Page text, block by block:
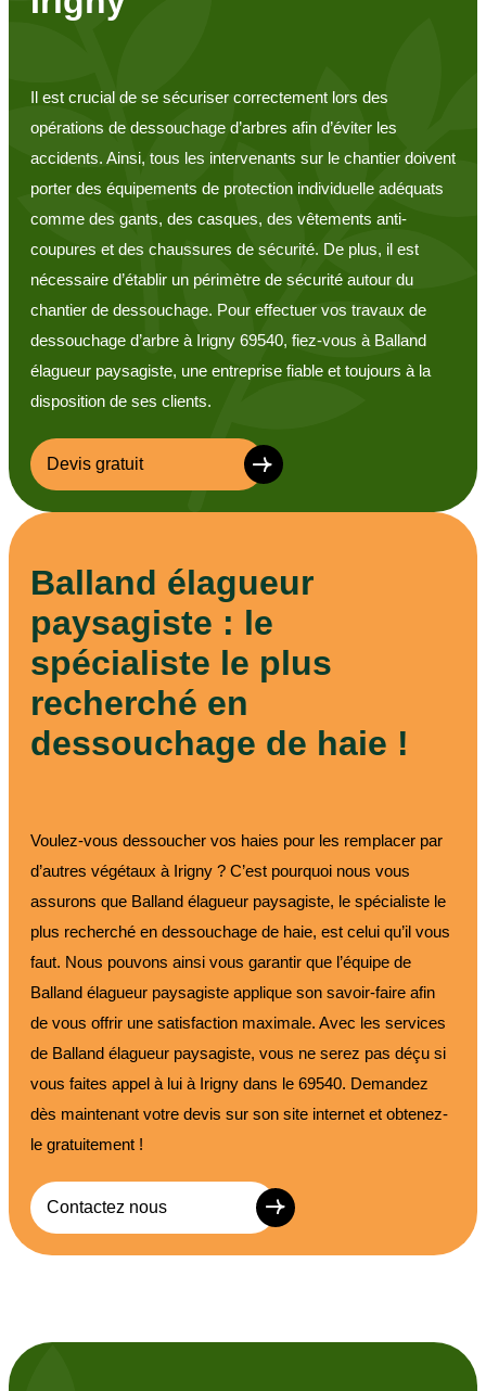
Il est crucial de se sécuriser correctement lors des
opérations de dessouchage d’arbres afin d’éviter les
accidents. Ainsi, tous les intervenants sur le chantier doivent
porter des équipements de protection individuelle adéquats
comme des gants, des casques, des vêtements anti-
coupures et des chaussures de sécurité. De plus, il est
nécessaire d’établir un périmètre de sécurité autour du
chantier de dessouchage. Pour effectuer vos travaux de
dessouchage d’arbre à Irigny 69540, fiez-vous à Balland
élagueur paysagiste, une entreprise fiable et toujours à la
disposition de ses clients.
Devis gratuit
Balland élagueur
paysagiste : le
spécialiste le plus
recherché en
dessouchage de haie !
Voulez-vous dessoucher vos haies pour les remplacer par
d’autres végétaux à Irigny ? C’est pourquoi nous vous
assurons que Balland élagueur paysagiste, le spécialiste le
plus recherché en dessouchage de haie, est celui qu’il vous
faut. Nous pouvons ainsi vous garantir que l’équipe de
Balland élagueur paysagiste applique son savoir-faire afin
de vous offrir une satisfaction maximale. Avec les services
de Balland élagueur paysagiste, vous ne serez pas déçu si
vous faites appel à lui à Irigny dans le 69540. Demandez
dès maintenant votre devis sur son site internet et obtenez-
le gratuitement !
Contactez nous